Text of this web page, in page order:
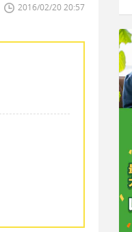
2016/02/20 20:57